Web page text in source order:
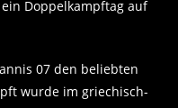
Doppelkampftag auf
07 den beliebten
wurde im griechisch-